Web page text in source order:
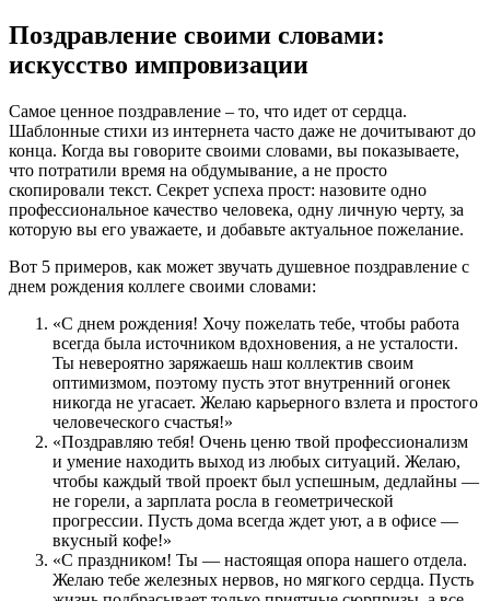
Поздравление своими словами:
искусство импровизации
Самое ценное поздравление – то, что идет от сердца.
Шаблонные стихи из интернета часто даже не дочитывают до
конца. Когда вы говорите своими словами, вы показываете,
что потратили время на обдумывание, а не просто
скопировали текст. Секрет успеха прост: назовите одно
профессиональное качество человека, одну личную черту, за
которую вы его уважаете, и добавьте актуальное пожелание.
Вот 5 примеров, как может звучать душевное поздравление с
днем рождения коллеге своими словами:
«С днем рождения! Хочу пожелать тебе, чтобы работа
всегда была источником вдохновения, а не усталости.
Ты невероятно заряжаешь наш коллектив своим
оптимизмом, поэтому пусть этот внутренний огонек
никогда не угасает. Желаю карьерного взлета и простого
человеческого счастья!»
«Поздравляю тебя! Очень ценю твой профессионализм
и умение находить выход из любых ситуаций. Желаю,
чтобы каждый твой проект был успешным, дедлайны —
не горели, а зарплата росла в геометрической
прогрессии. Пусть дома всегда ждет уют, а в офисе —
вкусный кофе!»
«С праздником! Ты — настоящая опора нашего отдела.
Желаю тебе железных нервов, но мягкого сердца. Пусть